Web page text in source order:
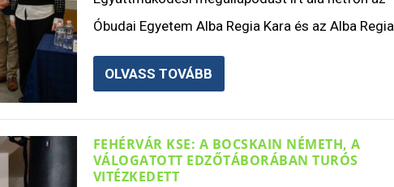
Óbudai Egyetem Alba Regia Kara és az Alba
OLVASS TOVÁBB
FEHÉRVÁR KSE: A BOCSKAIN NÉMETH, A
VÁLOGATOTT EDZŐTÁBORÁBAN TURÓS
VITÉZKEDETT